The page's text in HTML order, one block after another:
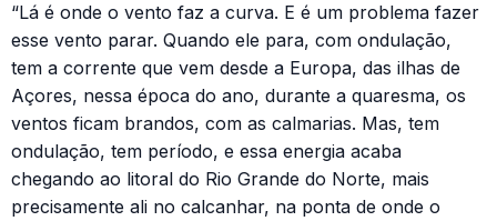
“Lá é onde o vento faz a curva. E é um problema fazer
esse vento parar. Quando ele para, com ondulação,
tem a corrente que vem desde a Europa, das ilhas de
Açores, nessa época do ano, durante a quaresma, os
ventos ficam brandos, com as calmarias. Mas, tem
ondulação, tem período, e essa energia acaba
chegando ao litoral do Rio Grande do Norte, mais
precisamente ali no calcanhar, na ponta de onde o